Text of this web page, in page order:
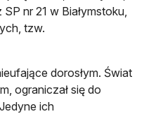
nr 21 w Białymstoku,
tzw.
dorosłym. Świat
ograniczał się do
ich